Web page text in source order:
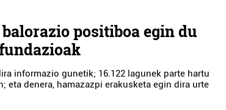
positiboa egin du
informazio gunetik; 16.122 lagunek parte hartu
eta denera, hamazazpi erakusketa egin dira urte